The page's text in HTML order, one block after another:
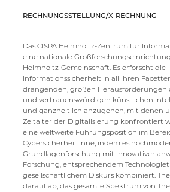
RECHNUNGSSTELLUNG/X-RECHNUNG
Das CISPA Helmholtz-Zentrum für
eine nationale
Helmholtz-Gemeinschaft. Es erforscht die
Informationssicherheit in all ihren
drängenden, großen Herausforderungen
und vertrauenswürdigen künstlichen
und ganzheitlich anzugehen, mit denen
Zeitalter der Digitalisierung konfrontiert
eine weltweite Führungsposition im
Cybersicherheit inne, indem es
Grundlagenforschung mit innovativer
Forschung, entsprechendem
gesellschaftlichem Diskurs kombiniert.
darauf ab, das gesamte Spektrum von